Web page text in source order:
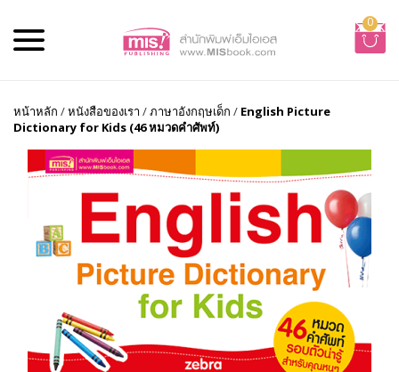
0
หน้าหลัก /หนังสือของเรา /ภาษาอังกฤษเด็ก / English Picture
Dictionary for Kids (46 หมวดคำศัพท์)